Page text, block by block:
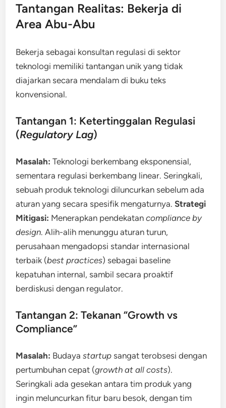
Tantangan Realitas: Bekerja di
Area Abu-Abu
Bekerja sebagai konsultan regulasi di sektor
teknologi memiliki tantangan unik yang tidak
diajarkan secara mendalam di buku teks
konvensional.
Tantangan 1: Ketertinggalan Regulasi
(Regulatory Lag)
Masalah: Teknologi berkembang eksponensial,
sementara regulasi berkembang linear. Seringkali,
sebuah produk teknologi diluncurkan sebelum ada
aturan yang secara spesifik mengaturnya.Strategi
Mitigasi: Menerapkan pendekatancompliance by
design. Alih-alih menunggu aturan turun,
perusahaan mengadopsi standar internasional
terbaik (best practices) sebagai baseline
kepatuhan internal, sambil secara proaktif
berdiskusi dengan regulator.
Tantangan 2: Tekanan “Growth vs
Compliance”
Masalah: Budayastartup sangat terobsesi dengan
pertumbuhan cepat (growth at all costs).
Seringkali ada gesekan antara tim produk yang
ingin meluncurkan fitur baru besok, dengan tim